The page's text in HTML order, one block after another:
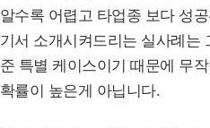
알수록 어렵고 타업종 보다 성
기서 소개시켜드리는 실사례는
준 특별 케이스이기 때문에 무
확률이 높은게 아닙니다.